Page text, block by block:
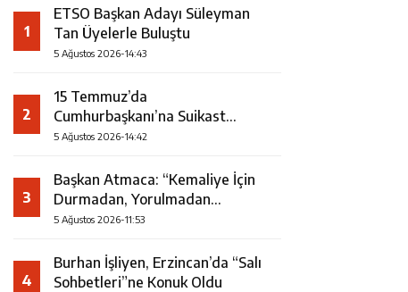
1
ETSO Başkan Adayı Süleyman
Tan Üyelerle Buluştu
5 Ağustos 2026-14:43
2
15 Temmuz’da
Cumhurbaşkanı’na Suikast
Girişiminde Yer Alan Firari FETÖ
5 Ağustos 2026-14:42
3
Başkan Atmaca: “Kemaliye İçin
Durmadan, Yorulmadan
Çalışıyoruz”
5 Ağustos 2026-11:53
4
Burhan İşliyen, Erzincan’da “Salı
Sohbetleri”ne Konuk Oldu